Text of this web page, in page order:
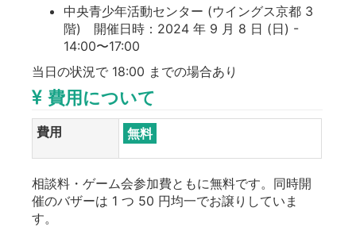
中央青少年活動センター (ウイングス京都 3
階) 開催日時：2024 年 9 月 8 日 (日) -
14:00〜17:00
当日の状況で 18:00 までの場合あり
費用について
費用 無料
相談料・ゲーム会参加費ともに無料です。同時開
催のバザーは 1 つ 50 円均一でお譲りしていま
す。